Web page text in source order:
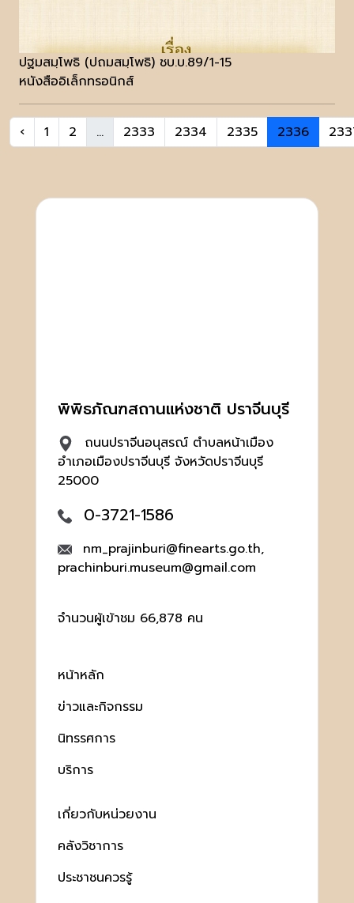
ปฐมสมฺโพธิ (ปถมสมฺโพธิ) ชบ.บ.89/1-15
หนังสืออิเล็กทรอนิกส์
‹ 1 2 ... 2333 2334 2335 2336
พิพิธภัณฑสถานแห่งชาติ ปราจีนบุรี
ถนนปราจีนอนุสรณ์ ตำบลหน้าเมือง
อำเภอเมืองปราจีนบุรี จังหวัดปราจีนบุรี
25000
0-3721-1586
nm_prajinburi@finearts.go.th,
prachinburi.museum@gmail.com
จำนวนผู้เข้าชม 66,878 คน
หน้าหลัก
ข่าวและกิจกรรม
นิทรรศการ
บริการ
เกี่ยวกับหน่วยงาน
คลังวิชาการ
ประชาชนควรรู้